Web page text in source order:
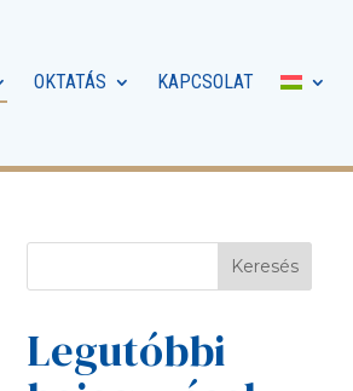
OKTATÁS KAPCSOLAT
Keresés
Legutóbbi